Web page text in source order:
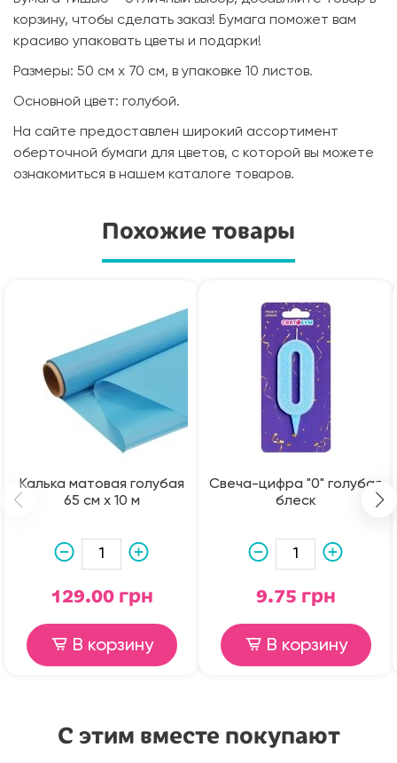
корзину, чтобы сделать заказ! Бумага поможет вам
красиво упаковать цветы и подарки!
Размеры: 50 см х 70 см, в упаковке 10 листов.
Основной цвет: голубой.
На сайте предоставлен широкий ассортимент
оберточной бумаги для цветов, с которой вы можете
ознакомиться в нашем каталоге товаров.
Похожие товары
Калька матовая голубая
65 см х 10 м
129.00 грн
В корзину
Свеча-цифра "0" голубая
блеск
9.75 грн
В корзину
С этим вместе покупают